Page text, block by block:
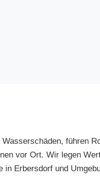
führen
vor Ort. Wir legen
Erbersdorf und